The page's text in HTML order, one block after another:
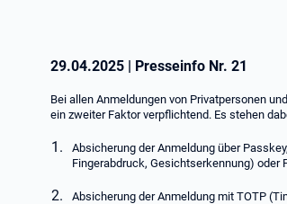
29.04.2025 | Presseinfo Nr. 21
Bei allen Anmeldungen von Privatpersonen
ein zweiter Faktor verpflichtend. Es stehen
Absicherung der Anmeldung über
Fingerabdruck, Gesichtserkennung) oder
Absicherung der Anmeldung mit TOTP